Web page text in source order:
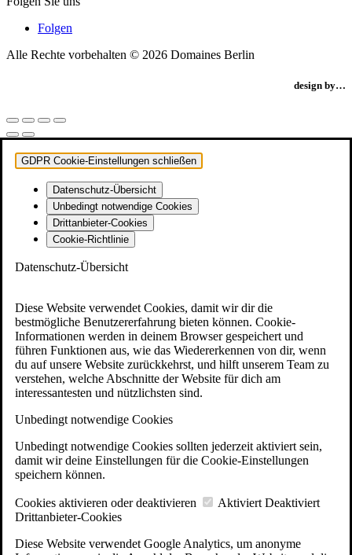
Folgen
Alle Rechte vorbehalten © 2026 Domaines Berlin
design by…
GDPR Cookie-Einstellungen schließen
Datenschutz-Übersicht
Unbedingt notwendige Cookies
Drittanbieter-Cookies
Cookie-Richtlinie
Datenschutz-Übersicht
Diese Website verwendet Cookies, damit wir dir die
bestmögliche Benutzererfahrung bieten können. Cookie-
Informationen werden in deinem Browser gespeichert und
führen Funktionen aus, wie das Wiedererkennen von dir, wenn
du auf unsere Website zurückkehrst, und hilft unserem Team zu
verstehen, welche Abschnitte der Website für dich am
interessantesten und nützlichsten sind.
Unbedingt notwendige Cookies
Unbedingt notwendige Cookies sollten jederzeit aktiviert sein,
damit wir deine Einstellungen für die Cookie-Einstellungen
speichern können.
Cookies aktivieren oder deaktivieren Aktiviert Deaktiviert
Drittanbieter-Cookies
Diese Website verwendet Google Analytics, um anonyme